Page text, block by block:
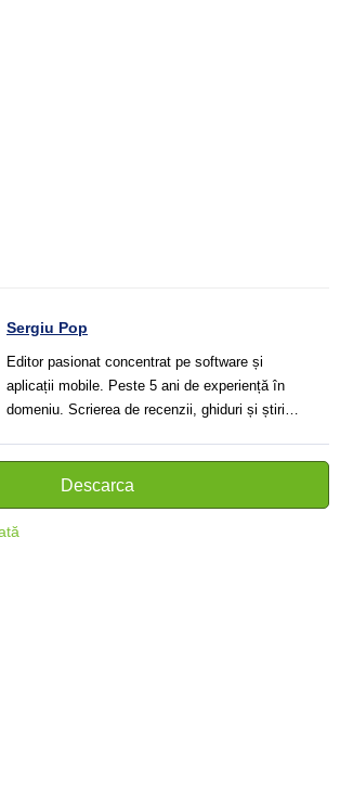
Sergiu Pop
Editor pasionat concentrat pe software și
aplicații mobile. Peste 5 ani de experiență în
domeniu. Scrierea de recenzii, ghiduri și știri.
cititorii să înțeleagă și să folosească mai bine
tehnologia modernă.
Descarca